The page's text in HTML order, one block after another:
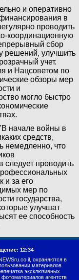
и оперативно
в
проводить
координационную
сбор
решений, улучшить
учет.
и Нацсоветом по
обзоры мер
и
могло быстро
начале войны в
средств,
немедленно, что
проводить
и за его
мер по
государства,
улучшат
ее способность
12:34
охраняются в
материалов
эксклюзивных
агентств